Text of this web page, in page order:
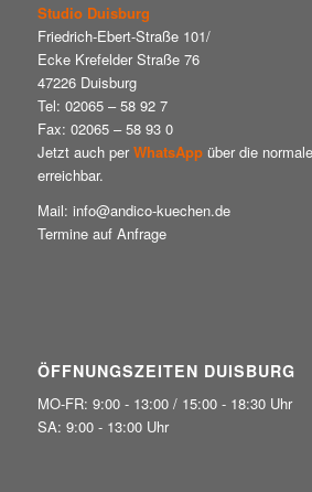
Studio Duisburg
Friedrich-Ebert-Straße 101/
Ecke Krefelder Straße 76
47226 Duisburg
Tel: 02065 – 58 92 7
Fax: 02065 – 58 93 0
Jetzt auch perWhatsAppüber die
erreichbar.
Mail: info@andico-kuechen.de
Termine auf Anfrage
ÖFFNUNGSZEITEN DUISBURG
MO-FR: 9:00 - 13:00 / 15:00 - 18:30 Uhr
SA: 9:00 - 13:00 Uhr